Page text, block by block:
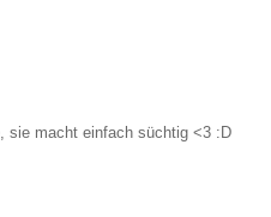
sie macht einfach süchtig <3 :D